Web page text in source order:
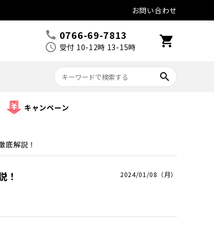
お問い合わせ
call 0766-69-7813
schedule 受付 10-12時 13-15時 shopping_cart
search
キャンペーン
底解説！
！ 2024/01/08（月）